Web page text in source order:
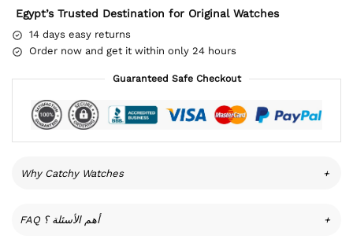
Egypt’s Trusted Destination for Original Watches
14 days easy returns
Order now and get it within only 24 hours
Guaranteed Safe Checkout
Why Catchy Watches +
FAQ أهم الأسئلة ؟ +